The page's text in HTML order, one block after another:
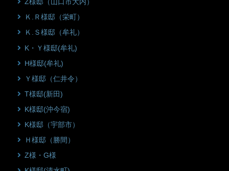
Z様邸（山口市大内）
Ｋ.Ｒ様邸（栄町）
Ｋ.Ｓ様邸（牟礼）
K・Ｙ様邸(牟礼)
H様邸(牟礼)
Ｙ様邸（仁井令）
T様邸(新田)
K様邸(沖今宿)
K様邸（宇部市）
Ｈ様邸（勝間）
Z様・G様